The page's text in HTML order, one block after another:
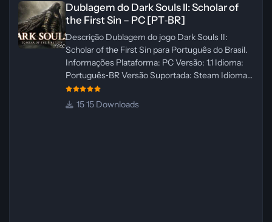
Dublagem do Dark Souls II: Scholar of
the First Sin – PC [PT‑BR]
Descrição Dublagem do jogo Dark Souls II:
Scholar of the First Sin para Português do Brasil.
Informações Plataforma: PC Versão: 1.1 Idioma:
Português‑BR Versão Suportada: Steam Idioma
Suportado: Inglês Lançamento: 23/04/2025
Atualização: 24/04/2025 Tamanho: 469 MB
15 Downloads